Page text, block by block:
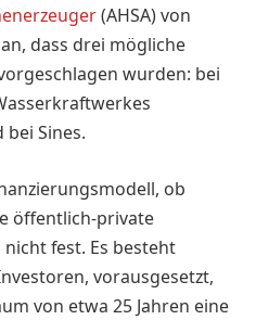
(AHSA) von
dass drei mögliche
wurden: bei
Sines.
ob
öffentlich-private
fest. Es besteht
vorausgesetzt,
von etwa 25 Jahren eine